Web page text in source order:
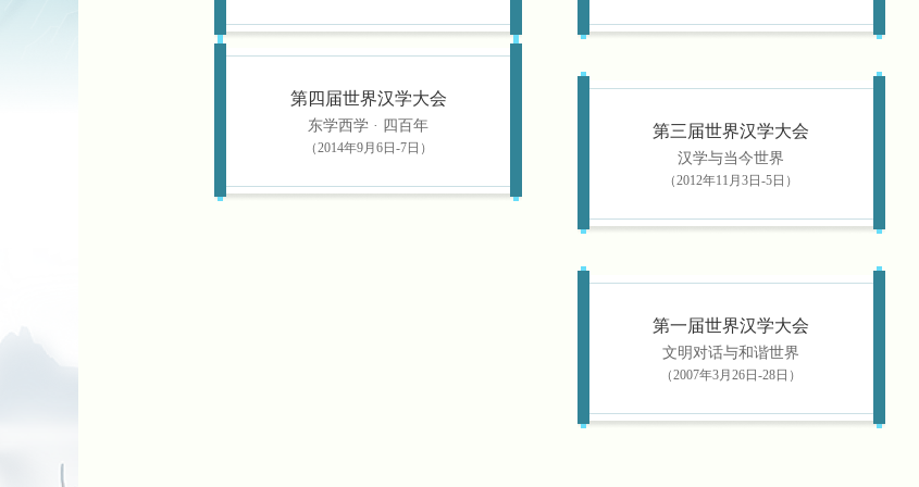
第四届世界汉学大会
东学西学 · 四百年
（2014年9月6日-7日）
第三届世界汉学大会
汉学与当今世界
（2012年11月3日-5日）
第一届世界汉学大会
文明对话与和谐世界
（2007年3月26日-28日）